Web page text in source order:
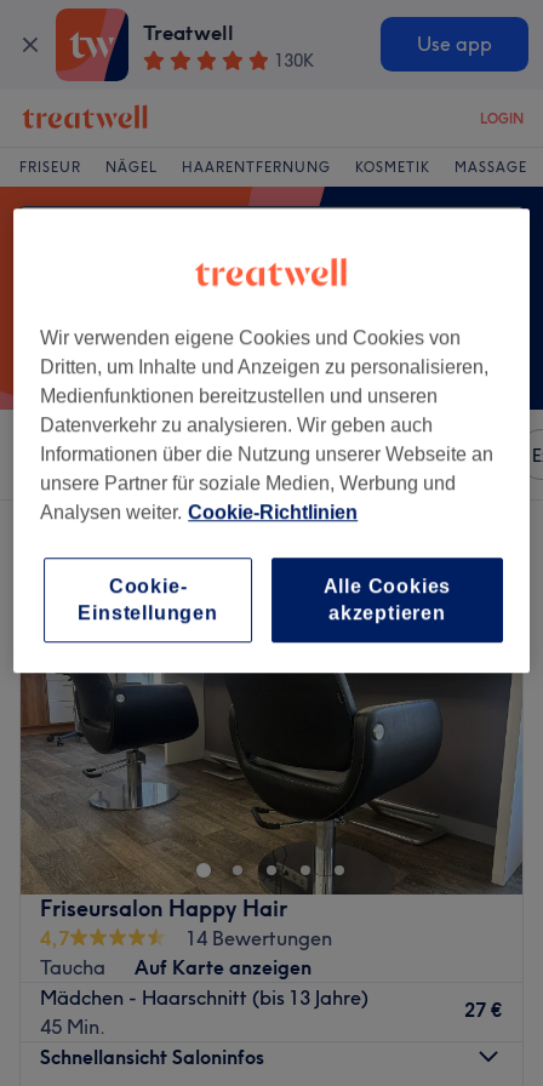
Treatwell
130K
Use app
LOGIN
FRISEUR NÄGEL HAARENTFERNUNG KOSMETIK MASSAGE
Sortieren nach Besonderheiten Marken Salons
Ein Salon, der anbietet:
Friseursalon Happy Hair
4,7
14 Bewertungen
Taucha
Auf Karte anzeigen
Mädchen - Haarschnitt (bis 13 Jahre)
45 Min.
27 €
Schnellansicht Saloninfos
Wir verwenden eigene Cookies und Cookies von
Dritten, um Inhalte und Anzeigen zu personalisieren,
Medienfunktionen bereitzustellen und unseren
Datenverkehr zu analysieren. Wir geben auch
Informationen über die Nutzung unserer Webseite an
unsere Partner für soziale Medien, Werbung und
Analysen weiter. Cookie-Richtlinien
Cookie-
Einstellungen
Alle Cookies
akzeptieren